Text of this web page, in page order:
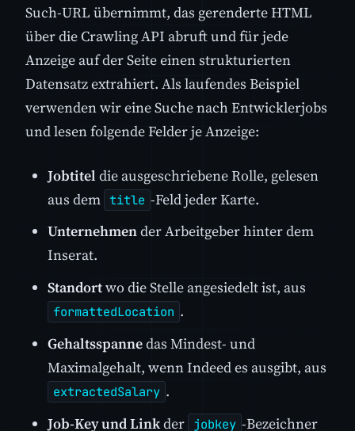
Such-URL übernimmt, das gerenderte HTML
über die Crawling API abruft und für jede
Anzeige auf der Seite einen strukturierten
Datensatz extrahiert. Als laufendes Beispiel
verwenden wir eine Suche nach Entwicklerjobs
und lesen folgende Felder je Anzeige:
Jobtitel die ausgeschriebene Rolle, gelesen
aus dem title -Feld jeder Karte.
Unternehmender Arbeitgeber hinter dem
Inserat.
Standortwo die Stelle angesiedelt ist, aus
formattedLocation .
Gehaltsspannedas Mindest- und
Maximalgehalt, wenn Indeed es ausgibt, aus
extractedSalary .
Job-Key und Linkder jobkey -Bezeichner